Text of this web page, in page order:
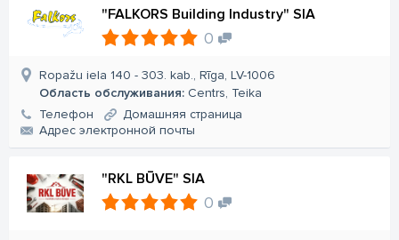
"FALKORS Building Industry" SIA
0
Ropažu iela 140 - 303. kab., Rīga, LV-1006
Область обслуживания: Centrs, Teika
Телефон
Домашняя страница
Aдрес электронной почты
"RKL BŪVE" SIA
0